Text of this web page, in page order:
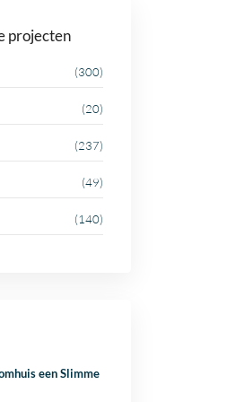
projecten
(300)
(20)
(237)
(49)
(140)
een Slimme